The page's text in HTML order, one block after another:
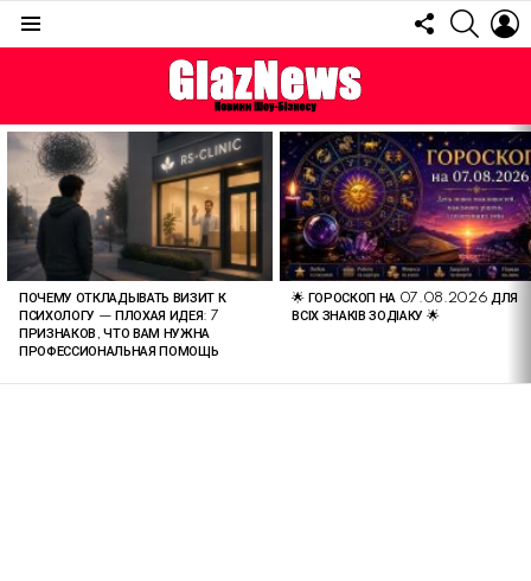
FOLLOW
US
ОСТАННІ
СТАТТІ
ПОЧЕМУ ОТКЛАДЫВАТЬ ВИЗИТ К
ПСИХОЛОГУ — ПЛОХАЯ ИДЕЯ: 7
ПРИЗНАКОВ, ЧТО ВАМ НУЖНА
ПРОФЕССИОНАЛЬНАЯ ПОМОЩЬ
🌟 ГОРОСКОП НА 07.08.2026 ДЛЯ
ВСІХ ЗНАКІВ ЗОДІАКУ 🌟